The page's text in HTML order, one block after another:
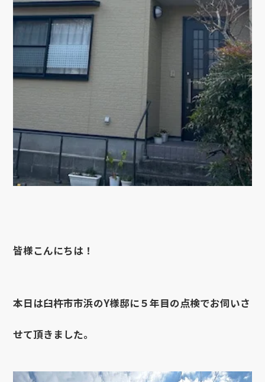
皆様こんにちは！
本日は臼杵市市浜のY様邸に５年目の点検でお伺いさ
せて頂きました。